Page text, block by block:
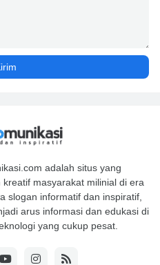
adalah situs yang
masyarakat milinial di era
slogan informatif dan inspiratif,
arus informasi dan edukasi di
yang cukup pesat.